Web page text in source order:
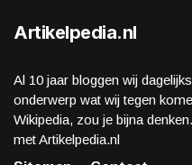
Artikelpedia.nl
Al 10 jaar bloggen wij
onderwerp wat wij tegen
Wikipedia, zou je bijna
met Artikelpedia.nl